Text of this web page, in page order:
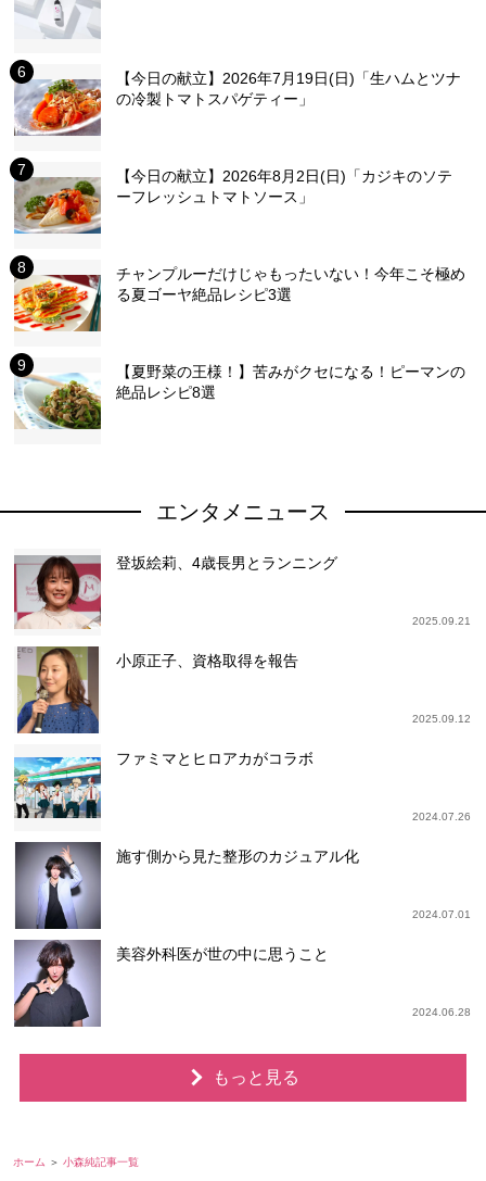
【今日の献立】2026年7月19日(日)「生ハムとツナ
の冷製トマトスパゲティー」
【今日の献立】2026年8月2日(日)「カジキのソテ
ーフレッシュトマトソース」
チャンプルーだけじゃもったいない！今年こそ極め
る夏ゴーヤ絶品レシピ3選
【夏野菜の王様！】苦みがクセになる！ピーマンの
絶品レシピ8選
エンタメニュース
登坂絵莉、4歳長男とランニング
2025.09.21
小原正子、資格取得を報告
2025.09.12
ファミマとヒロアカがコラボ
2024.07.26
施す側から見た整形のカジュアル化
2024.07.01
美容外科医が世の中に思うこと
2024.06.28
もっと見る
ホーム 小森純記事一覧